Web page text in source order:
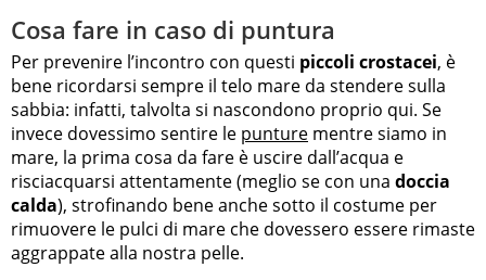
Cosa fare in caso di puntura
Per prevenire l’incontro con questi piccoli crostacei, è
bene ricordarsi sempre il telo mare da stendere sulla
sabbia: infatti, talvolta si nascondono proprio qui. Se
invece dovessimo sentire le punture mentre siamo in
mare, la prima cosa da fare è uscire dall’acqua e
risciacquarsi attentamente (meglio se con una doccia
calda), strofinando bene anche sotto il costume per
rimuovere le pulci di mare che dovessero essere rimaste
aggrappate alla nostra pelle.